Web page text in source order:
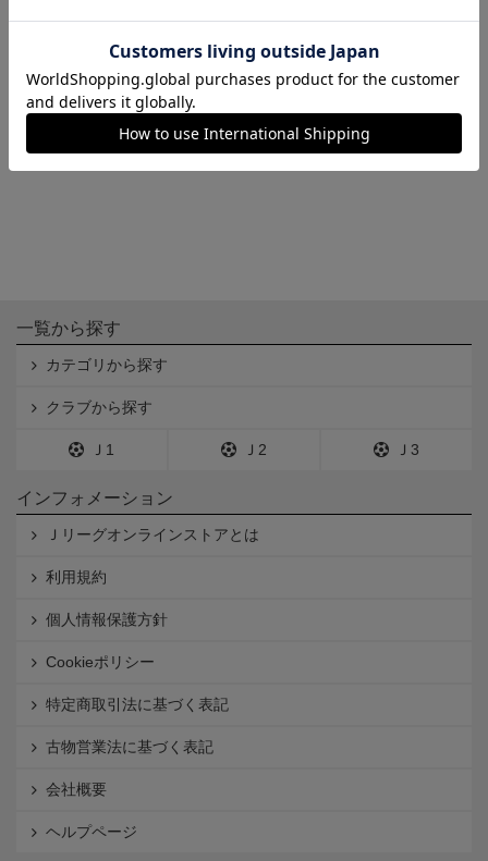
ピンバッジ（2020）
会員特典
1,650円
一覧から探す
カテゴリから探す
クラブから探す
Ｊ1 Ｊ2 Ｊ3
インフォメーション
Ｊリーグオンラインストアとは
利用規約
個人情報保護方針
Cookieポリシー
特定商取引法に基づく表記
古物営業法に基づく表記
会社概要
ヘルプページ